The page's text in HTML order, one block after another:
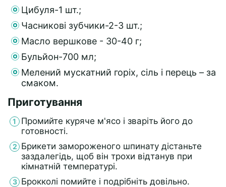
Цибуля-1 шт.;
Часникові зубчики-2-3 шт.;
Масло вершкове - 30-40 г;
Бульйон-700 мл;
Мелений мускатний горіх, сіль і перець – за
смаком.
Приготування
Промийте куряче м'ясо і зваріть його до
готовності.
Брикети замороженого шпинату дістаньте
заздалегідь, щоб він трохи відтанув при
кімнатній температурі.
Брокколі помийте і подрібніть довільно.